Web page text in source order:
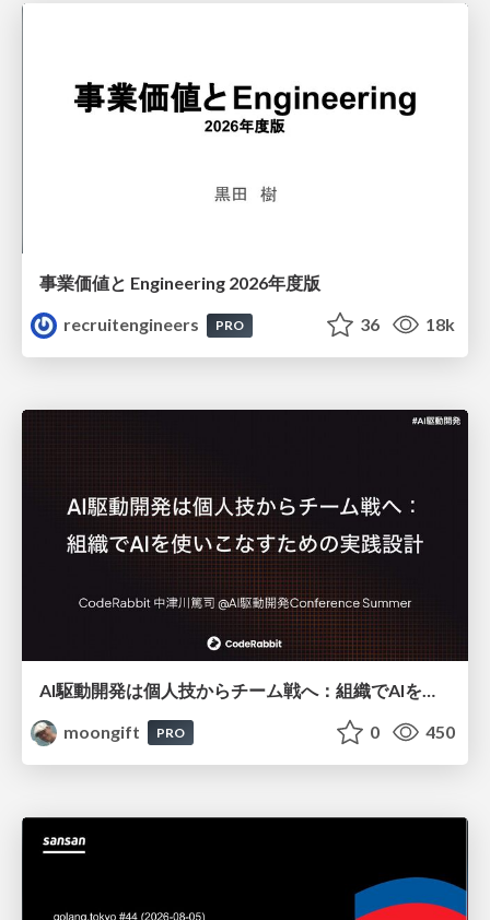
事業価値と Engineering 2026年度版
recruitengineers
PRO 36 18k
moongift
PRO 0 450